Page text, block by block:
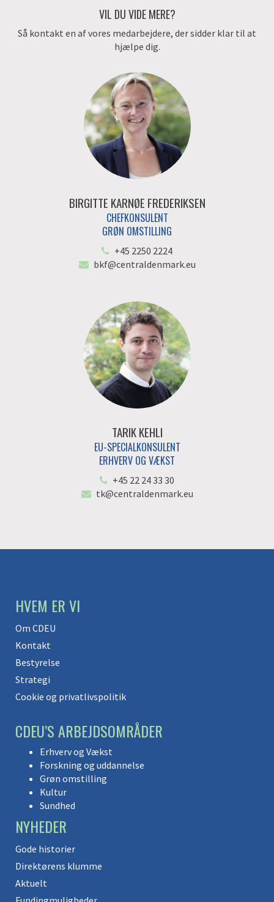
VIL DU VIDE MERE?
Så kontakt en af vores medarbejdere, der sidder klar til at
hjælpe dig.
BIRGITTE KARNØE FREDERIKSEN
CHEFKONSULENT
GRØN OMSTILLING
+45 2250 2224
bkf@centraldenmark.eu
TARIK KEHLI
EU-SPECIALKONSULENT
ERHVERV OG VÆKST
+45 22 24 33 30
tk@centraldenmark.eu
HVEM ER VI
Om CDEU
Kontakt
Bestyrelse
Strategi
Cookie og privatlivspolitik
CDEU’S ARBEJDSOMRÅDER
Erhverv og Vækst
Forskning og uddannelse
Grøn omstilling
Kultur
Sundhed
NYHEDER
Gode historier
Direktørens klumme
Aktuelt